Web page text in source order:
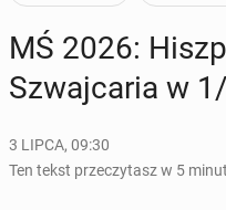
MŚ 2026:
Szwaj­ca­ria w
3 LIPCA, 09:30
Ten tekst przeczytasz w 5 minut